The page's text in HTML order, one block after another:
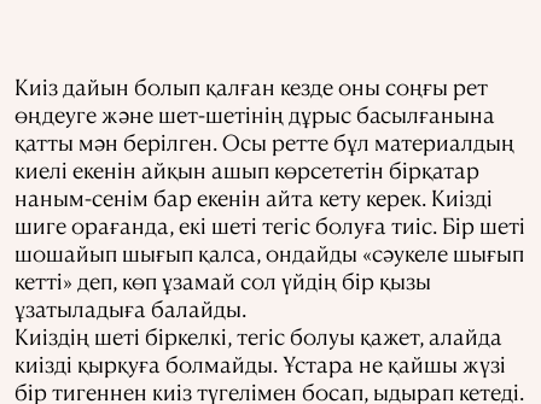
Киіз дайын болып қалған кезде оны соңғы рет
өңдеуге және шет-шетінің дұрыс басылғанына
қатты мән берілген. Осы ретте бұл материалдың
киелі екенін айқын ашып көрсететін бірқатар
наным-сенім бар екенін айта кету керек. Киізді
шиге орағанда, екі шеті тегіс болуға тиіс. Бір шеті
шошайып шығып қалса, ондайды «сәукеле шығып
кетті» деп, көп ұзамай сол үйдің бір қызы
ұзатыладыға балайды.
Киіздің шеті біркелкі, тегіс болуы қажет, алайда
киізді қырқуға болмайды. Ұстара не қайшы жүзі
бір тигеннен киіз түгелімен босап, ыдырап кетеді.